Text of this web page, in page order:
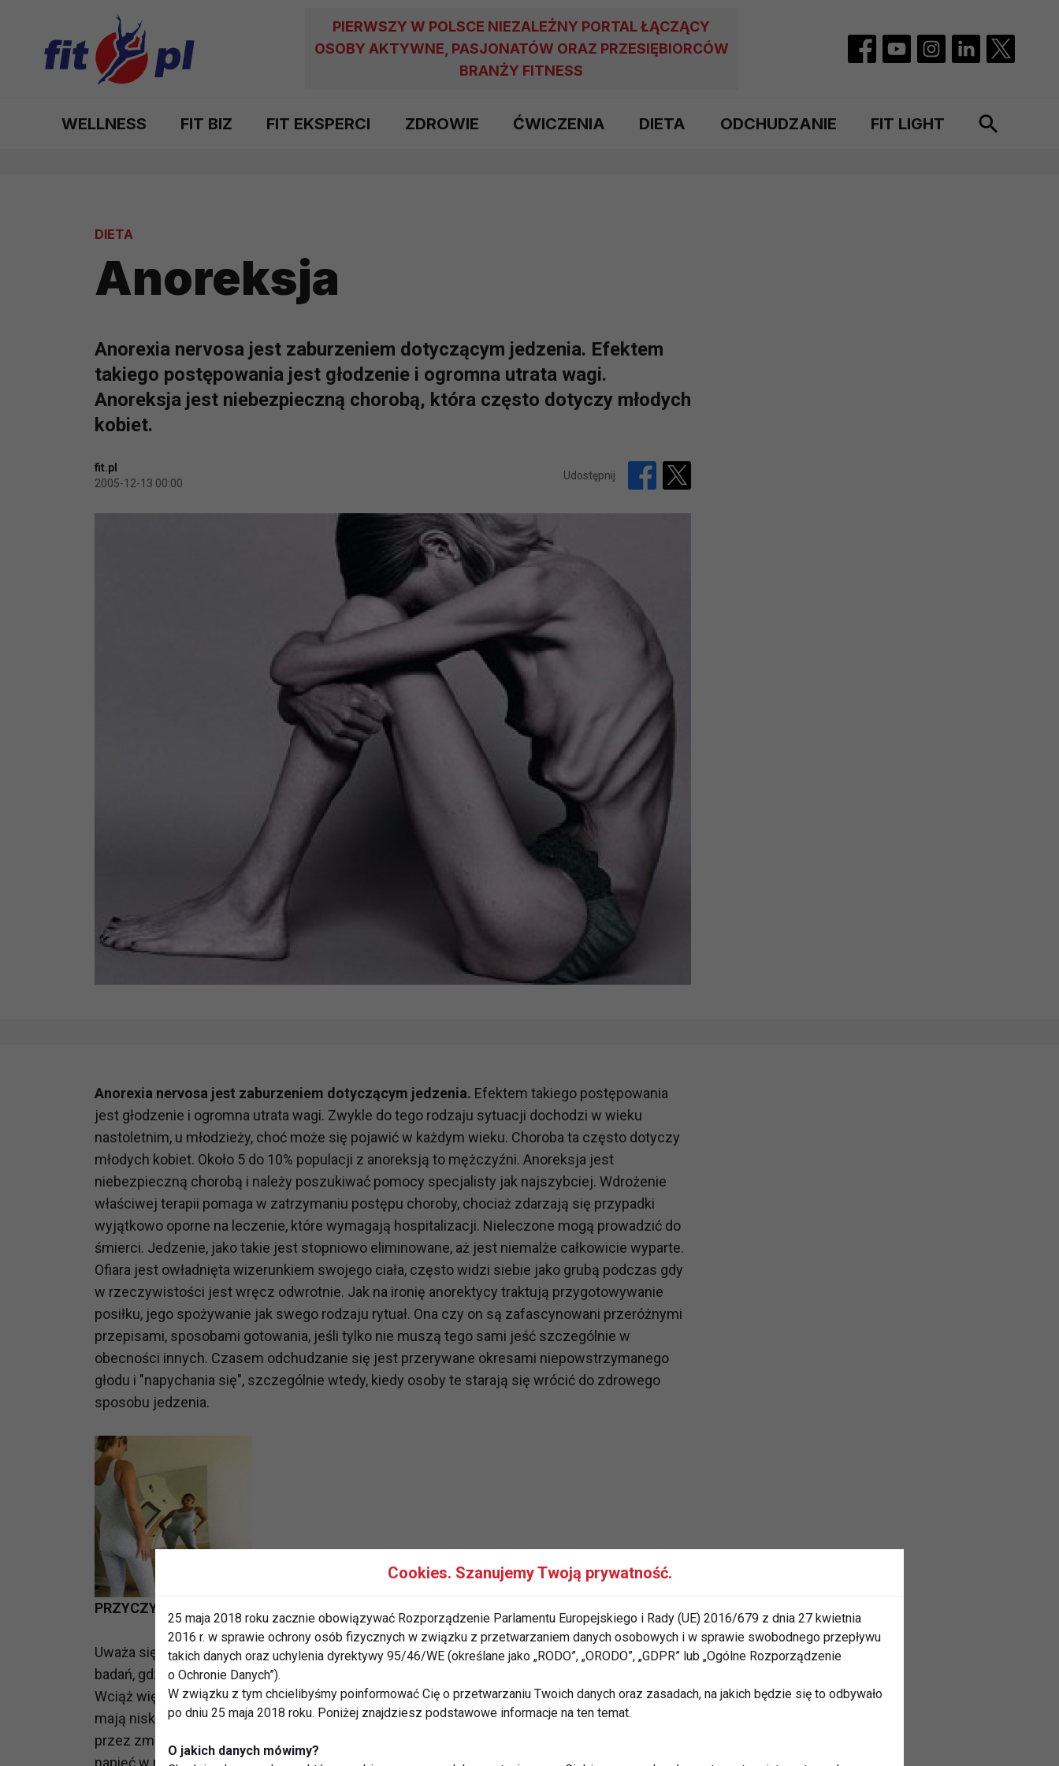
PIERWSZY W POLSCE NIEZALEŻNY PORTAL ŁĄCZĄCY
OSOBY AKTYWNE, PASJONATÓW ORAZ PRZESIĘBIORCÓW
BRANŻY FITNESS
WELLNESS FIT BIZ FIT EKSPERCI ZDROWIE ĆWICZENIA DIETA ODCHUDZANIE FIT LIGHT
DIETA
Anoreksja
Anorexia nervosa jest zaburzeniem dotyczącym jedzenia. Efektem
takiego postępowania jest głodzenie i ogromna utrata wagi.
Anoreksja jest niebezpieczną chorobą, która często dotyczy młodych
kobiet.
fit.pl
2005-12-13 00:00
Udostępnij
Anorexia nervosa jest zaburzeniem dotyczącym jedzenia. Efektem takiego postępowania
jest głodzenie i ogromna utrata wagi. Zwykle do tego rodzaju sytuacji dochodzi w wieku
nastoletnim, u młodzieży, choć może się pojawić w każdym wieku. Choroba ta często dotyczy
młodych kobiet. Około 5 do 10% populacji z anoreksją to mężczyźni. Anoreksja jest
niebezpieczną chorobą i należy poszukiwać pomocy specjalisty jak najszybciej. Wdrożenie
właściwej terapii pomaga w zatrzymaniu postępu choroby, chociaż zdarzają się przypadki
wyjątkowo oporne na leczenie, które wymagają hospitalizacji. Nieleczone mogą prowadzić do
śmierci. Jedzenie, jako takie jest stopniowo eliminowane, aż jest niemalże całkowicie wyparte.
Ofiara jest owładnięta wizerunkiem swojego ciała, często widzi siebie jako grubą podczas gdy
w rzeczywistości jest wręcz odwrotnie. Jak na ironię anorektycy traktują przygotowywanie
posiłku, jego spożywanie jak swego rodzaju rytuał. Ona czy on są zafascynowani przeróżnymi
przepisami, sposobami gotowania, jeśli tylko nie muszą tego sami jeść szczególnie w
obecności innych. Czasem odchudzanie się jest przerywane okresami niepowstrzymanego
głodu i "napychania się", szczególnie wtedy, kiedy osoby te starają się wrócić do zdrowego
sposobu jedzenia.
PRZYCZYNY
Uważa się, że anoreksja jest chorobą o podłożu psychologicznym. Chociaż powstała seria
badań, gdzie próbowano określić geny, które by predystynowały do wystąpienia anoreksji.
Wciąż większość badaczy popiera psychologiczne koncepcje tej choroby. Anorektycy często
mają niskie poczucie własnej wartości. W wieku nastoletnim, takie odczucia mogą być nasilone
przez zmiany dotyczące sfery seksualnej, kulturalno-społecznej gloryfikacji szczupłości oraz
napięć w rodzinie. Nadmierne odchudzanie może być sposobem anorektyka na objęcie kontroli
Cookies. Szanujemy Twoją prywatność.
25 maja 2018 roku zacznie obowiązywać Rozporządzenie Parlamentu Europejskiego i Rady (UE) 2016/679 z dnia 27 kwietnia
2016 r. w sprawie ochrony osób fizycznych w związku z przetwarzaniem danych osobowych i w sprawie swobodnego przepływu
takich danych oraz uchylenia dyrektywy 95/46/WE (określane jako „RODO”, „ORODO”, „GDPR” lub „Ogólne Rozporządzenie
o Ochronie Danych”).
W związku z tym chcielibyśmy poinformować Cię o przetwarzaniu Twoich danych oraz zasadach, na jakich będzie się to odbywało
po dniu 25 maja 2018 roku. Poniżej znajdziesz podstawowe informacje na ten temat.
O jakich danych mówimy?